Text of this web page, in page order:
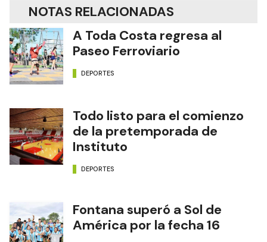
NOTAS RELACIONADAS
A Toda Costa regresa al
Paseo Ferroviario
DEPORTES
Todo listo para el comienzo
de la pretemporada de
Instituto
DEPORTES
Fontana superó a Sol de
América por la fecha 16